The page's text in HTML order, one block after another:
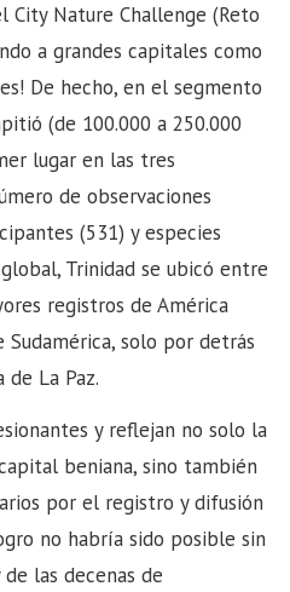
Nature Challenge (Reto
a grandes capitales como
De hecho, en el segmento
(de 100.000 a 250.000
lugar en las tres
de observaciones
(531) y especies
Trinidad se ubicó entre
registros de América
Sudamérica, solo por detrás
La Paz.
y reflejan no solo la
beniana, sino también
por el registro y difusión
no habría sido posible sin
las decenas de